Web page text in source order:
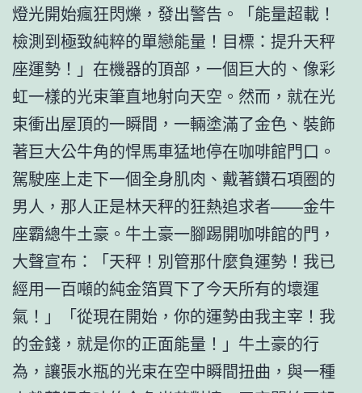
燈光開始瘋狂閃爍，發出警告。「能量超載！
檢測到極致純粹的單戀能量！目標：提升天秤
座運勢！」在機器的頂部，一個巨大的、像彩
虹一樣的光束筆直地射向天空。然而，就在光
束衝出屋頂的一瞬間，一輛塗滿了金色、裝飾
著巨大公牛角的悍馬車猛地停在咖啡館門口。
駕駛座上走下一個全身肌肉、戴著鑽石項圈的
男人，那人正是林天秤的狂熱追求者——金牛
座霸總牛土豪。牛土豪一腳踢開咖啡館的門，
大聲宣布：「天秤！別管那什麼負運勢！我已
經用一百噸的純金箔買下了今天所有的壞運
氣！」「從現在開始，你的運勢由我主宰！我
的金錢，就是你的正面能量！」牛土豪的行
為，讓張水瓶的光束在空中瞬間扭曲，與一種